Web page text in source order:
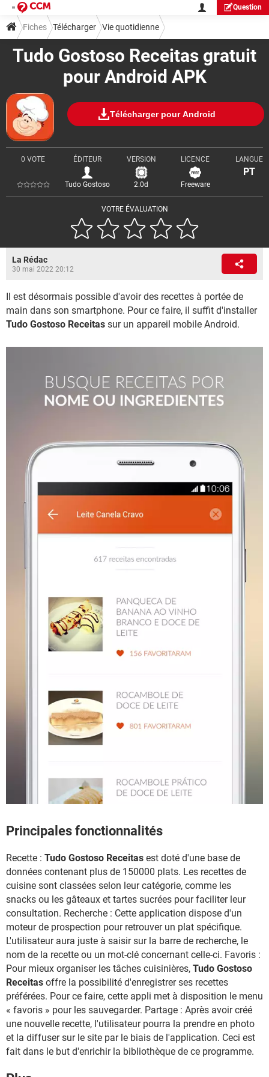
Question
Tudo Gostoso Receitas gratuit
pour Android APK
Télécharger pour Android
VOTRE ÉVALUATION
0 VOTE ÉDITEUR
Tudo Gostoso
VERSION
2.0d
LICENCE
Freeware
LANGUE
PT
Fiches Télécharger Vie quotidienne
La Rédac
30 mai 2022 20:12
Il est désormais possible d'avoir des recettes à portée de
main dans son smartphone. Pour ce faire, il suffit d'installer
Tudo Gostoso Receitas sur un appareil mobile Android.
Principales fonctionnalités
Recette : Tudo Gostoso Receitas est doté d'une base de
données contenant plus de 150000 plats. Les recettes de
cuisine sont classées selon leur catégorie, comme les
snacks ou les gâteaux et tartes sucrées pour faciliter leur
consultation. Recherche : Cette application dispose d'un
moteur de prospection pour retrouver un plat spécifique.
L'utilisateur aura juste à saisir sur la barre de recherche, le
nom de la recette ou un mot-clé concernant celle-ci. Favoris :
Pour mieux organiser les tâches cuisinières, Tudo Gostoso
Receitas offre la possibilité d'enregistrer ses recettes
préférées. Pour ce faire, cette appli met à disposition le menu
« favoris » pour les sauvegarder. Partage : Après avoir créé
une nouvelle recette, l'utilisateur pourra la prendre en photo
et la diffuser sur le site par le biais de l'application. Ceci est
fait dans le but d'enrichir la bibliothèque de ce programme.